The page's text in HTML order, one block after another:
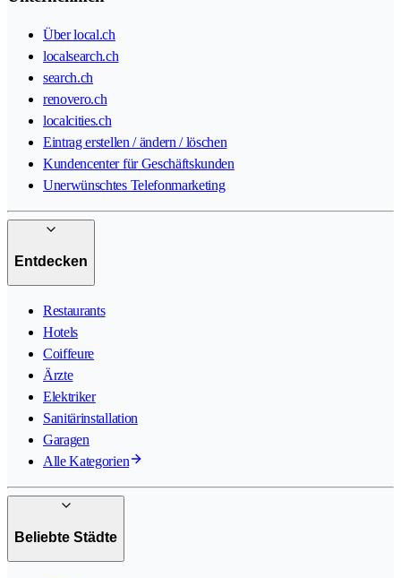
Über local.ch
localsearch.ch
search.ch
renovero.ch
localcities.ch
Eintrag erstellen / ändern / löschen
Kundencenter für Geschäftskunden
Unerwünschtes Telefonmarketing
Entdecken
Restaurants
Hotels
Coiffeure
Ärzte
Elektriker
Sanitärinstallation
Garagen
Alle Kategorien
Beliebte Städte